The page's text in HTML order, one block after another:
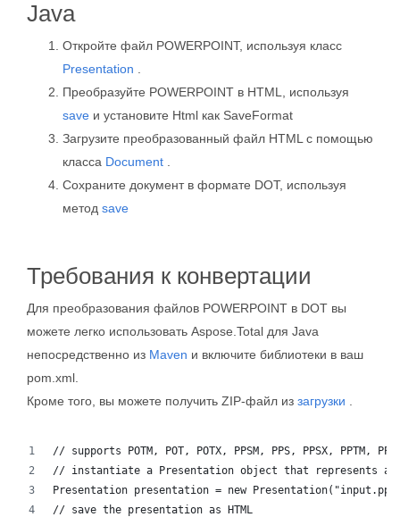
Java
Откройте файл POWERPOINT, используя класс
Presentation
Преобразуйте POWERPOINT в HTML, используя
save и установите Html как SaveFormat
Загрузите преобразованный файл HTML с помощью
класса Document
Сохраните документ в формате DOT, используя
метод save
Требования к конвертации
Для преобразования файлов POWERPOINT в DOT вы
можете легко использовать Aspose.Total для Java
непосредственно из Maven и включите библиотеки в ваш
pom.xml.
Кроме того, вы можете получить ZIP-файл из загрузки
// supports POTM, POT, POTX, PPSM, PPS, PPSX, PPTM,
// instantiate a Presentation object that represents a
Presentation presentation = new
// save the presentation as HTML